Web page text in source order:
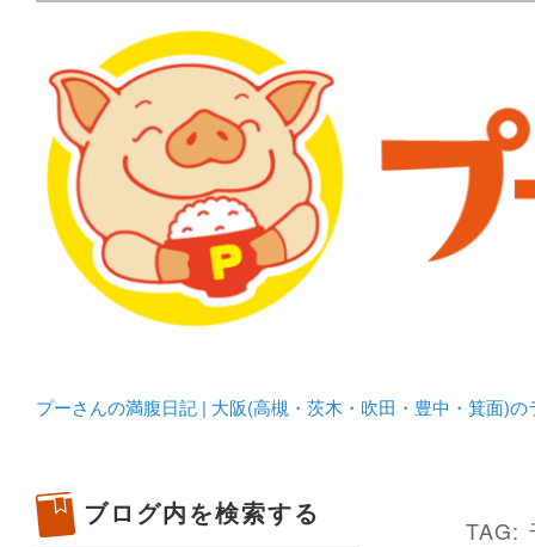
プーさんの満腹日記 |
豊中・箕面)のランチ＆
化してます。
プーさんの満腹日記 | 大阪(高槻・茨木・吹田・豊中・箕面)
TAG:
ブログ内を検索する